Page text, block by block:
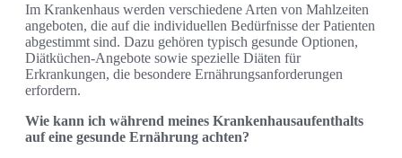
Im Krankenhaus werden verschiedene Arten von Mahlzeiten
angeboten, die auf die individuellen Bedürfnisse der Patienten
abgestimmt sind. Dazu gehören typisch gesunde Optionen,
Diätküchen-Angebote sowie spezielle Diäten für
Erkrankungen, die besondere Ernährungsanforderungen
erfordern.
Wie kann ich während meines Krankenhausaufenthalts
auf eine gesunde Ernährung achten?